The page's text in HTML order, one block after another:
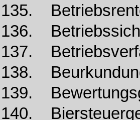
135.
136.
137.
138.
139.
140.